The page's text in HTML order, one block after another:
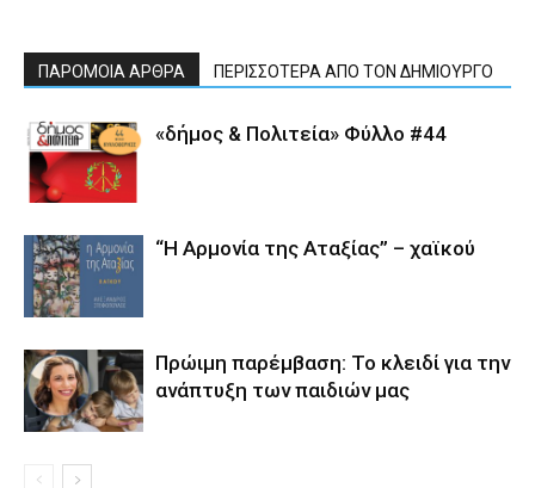
ΠΑΡΟΜΟΙΑ ΑΡΘΡΑ ΠΕΡΙΣΣΟΤΕΡΑ ΑΠΟ ΤΟΝ ΔΗΜΙΟΥΡΓΟ
«δήμος & Πολιτεία» Φύλλο #44
“Η Αρμονία της Αταξίας” – χαϊκού
Πρώιμη παρέμβαση: Το κλειδί για την
ανάπτυξη των παιδιών µας